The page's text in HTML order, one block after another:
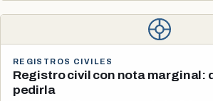
REGISTROS CIVILES
Registro civil con nota marginal:
pedirla